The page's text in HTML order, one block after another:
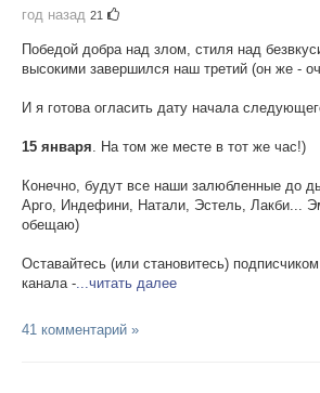
год назад 21
Победой добра над злом, стиля над
высокими завершился наш третий (он же -
И я готова огласить дату начала
15 января. На том же месте в тот же час!)
Конечно, будут все наши залюбленные до
Арго, Индефини, Натали, Эстель, Лакби...
обещаю)
Оставайтесь (или становитесь)
канала -...читать далее
41 комментарий »